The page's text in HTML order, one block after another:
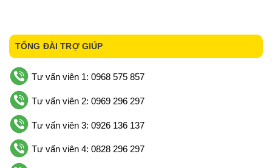
TỔNG ĐÀI TRỢ GIÚP
Tư vấn viên 1: 0968 575 857
Tư vấn viên 2: 0969 296 297
Tư vấn viên 3: 0926 136 137
Tư vấn viên 4: 0828 296 297